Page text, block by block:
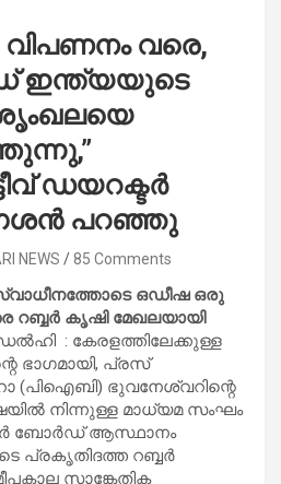
വരെ,
ഇന്ത്യയുടെ
ഡയറക്ടർ
പറഞ്ഞു
NEWS 85 Comments
ഒഡീഷ ഒരു
റബ്ബർ കൃഷി മേഖലയായി
: കേരളത്തിലേക്കുള്ള
ഭാഗമായി, പ്രസ്
ഭുവനേശ്വറിന്റെ
നിന്നുള്ള മാധ്യമ സംഘം
ബോർഡ് ആസ്ഥാനം
പ്രകൃതിദത്ത റബ്ബർ
സാങ്കേതിക